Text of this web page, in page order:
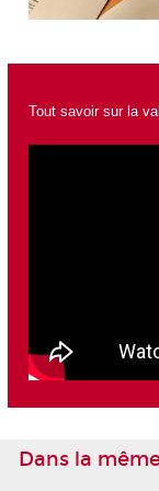
Tout savoir sur la
Dans la